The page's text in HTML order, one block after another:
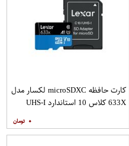
کارت حافظه microSDXC لکسار مدل
633X کلاس 10 استاندارد UHS-I
گیگابایت به همراه آداپتور SD
۰